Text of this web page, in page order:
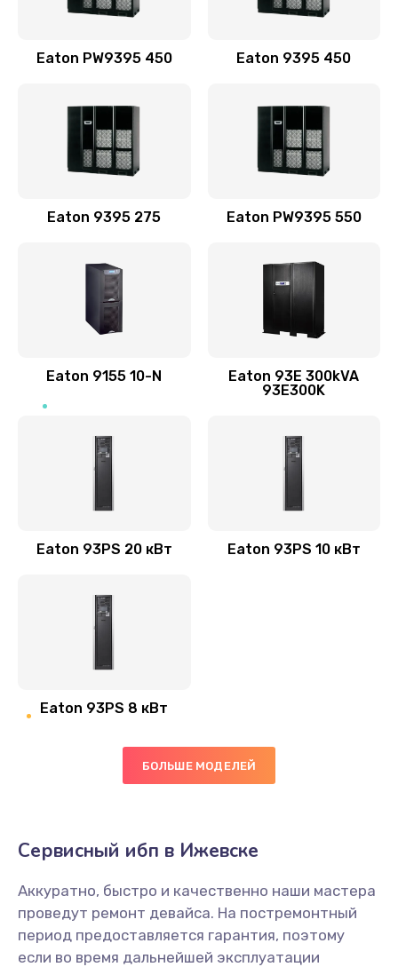
Eaton PW9395 450 Eaton 9395 450
Eaton 9395 275 Eaton PW9395 550
Eaton 9155 10-N
Eaton 93E 300kVA
93E300K
Eaton 93PS 20 кВт Eaton 93PS 10 кВт
Eaton 93PS 8 кВт
БОЛЬШЕ МОДЕЛЕЙ
Сервисный ибп в Ижевске
Аккуратно, быстро и качественно наши мастера
проведут ремонт девайса. На постремонтный
период предоставляется гарантия, поэтому
если во время дальнейшей эксплуатации